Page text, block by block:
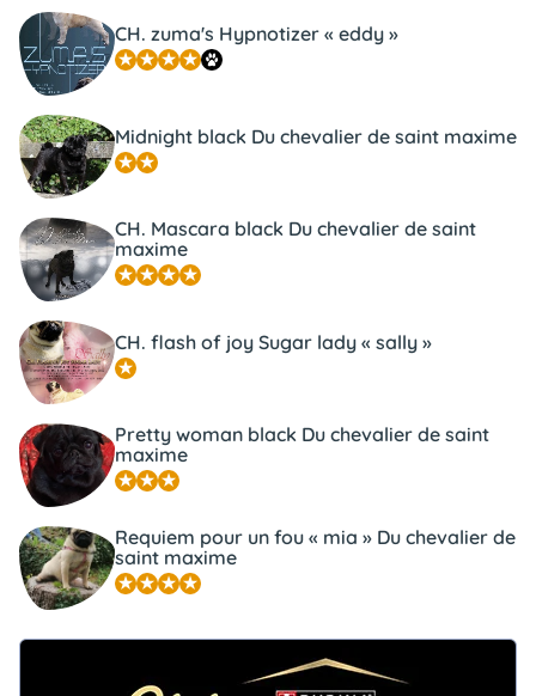
CH. zuma's Hypnotizer « eddy »
Midnight black Du chevalier de saint maxime
CH. Mascara black Du chevalier de saint
maxime
CH. flash of joy Sugar lady « sally »
Pretty woman black Du chevalier de saint
maxime
Requiem pour un fou « mia » Du chevalier de
saint maxime